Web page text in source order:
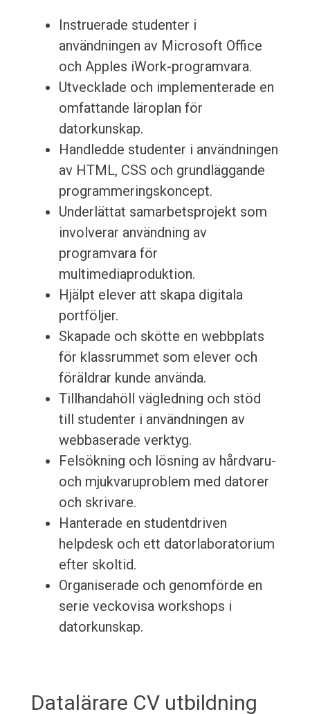
Instruerade studenter i
användningen av Microsoft Office
och Apples iWork-programvara.
Utvecklade och implementerade en
omfattande läroplan för
datorkunskap.
Handledde studenter i användningen
av HTML, CSS och grundläggande
programmeringskoncept.
Underlättat samarbetsprojekt som
involverar användning av
programvara för
multimediaproduktion.
Hjälpt elever att skapa digitala
portföljer.
Skapade och skötte en webbplats
för klassrummet som elever och
föräldrar kunde använda.
Tillhandahöll vägledning och stöd
till studenter i användningen av
webbaserade verktyg.
Felsökning och lösning av hårdvaru-
och mjukvaruproblem med datorer
och skrivare.
Hanterade en studentdriven
helpdesk och ett datorlaboratorium
efter skoltid.
Organiserade och genomförde en
serie veckovisa workshops i
datorkunskap.
Datalärare CV utbildning